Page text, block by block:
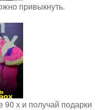
привыкнуть.
90 х и получай подарки